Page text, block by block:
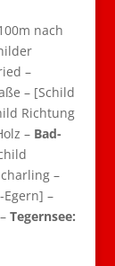
nach
–
– [Schild
Richtung
– Bad-
–
–
Tegernsee: